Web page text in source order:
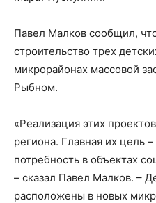
Павел Малков сообщил,
строительство трех
микрорайонах массовой
Рыбном.
«Реализация этих
региона. Главная их цель
потребность в объектах
– сказал Павел Малков. –
расположены в новых